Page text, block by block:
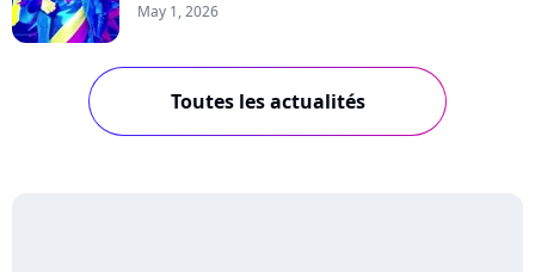
May 1, 2026
Toutes les actualités